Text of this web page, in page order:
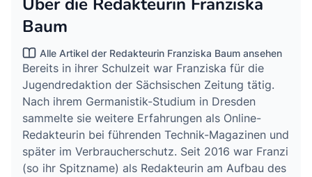
Baum
Alle Artikel der Redakteurin Franziska Baum ansehen
Bereits in ihrer Schulzeit war Franziska für die
Jugendredaktion der Sächsischen Zeitung tätig.
Nach ihrem Germanistik-Studium in Dresden
sammelte sie weitere Erfahrungen als Online-
Redakteurin bei führenden Technik-Magazinen und
später im Verbraucherschutz. Seit 2016 war Franzi
(so ihr Spitzname) als Redakteurin am Aufbau des